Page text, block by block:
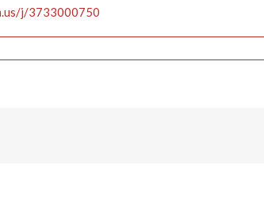
j/3733000750